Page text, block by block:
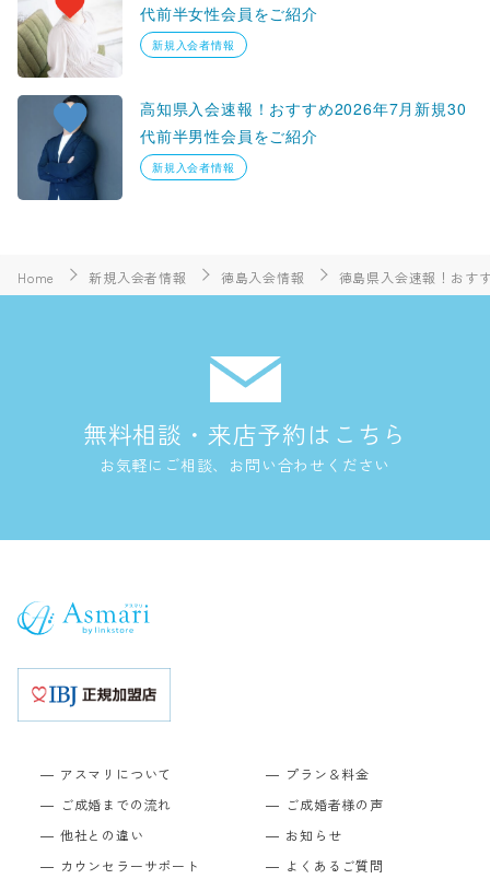
代前半女性会員をご紹介
新規入会者情報
高知県入会速報！おすすめ2026年7月新規30
代前半男性会員をご紹介
新規入会者情報
Home 新規入会者情報 徳島入会情報 徳島県入会速報！おす
無料相談・来店予約はこちら
お気軽にご相談、お問い合わせください
アスマリについて
ご成婚までの流れ
他社との違い
カウンセラーサポート
プラン＆料金
ご成婚者様の声
お知らせ
よくあるご質問